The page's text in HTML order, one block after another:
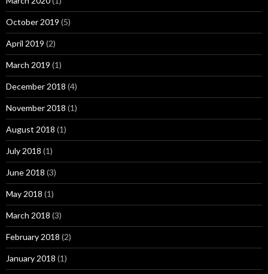
October 2019 (5)
April 2019 (2)
March 2019 (1)
December 2018 (4)
November 2018 (1)
August 2018 (1)
July 2018 (1)
June 2018 (3)
May 2018 (1)
March 2018 (3)
February 2018 (2)
January 2018 (1)